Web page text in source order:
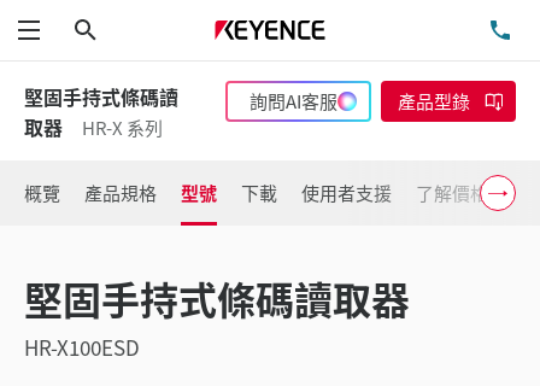
功能表
堅固手持式條碼讀
取器
HR-X 系列
詢問AI客服 產品型錄
概覽 產品規格 型號 下載 使用者支援 了解價格
堅固手持式條碼讀取器
HR-X100ESD